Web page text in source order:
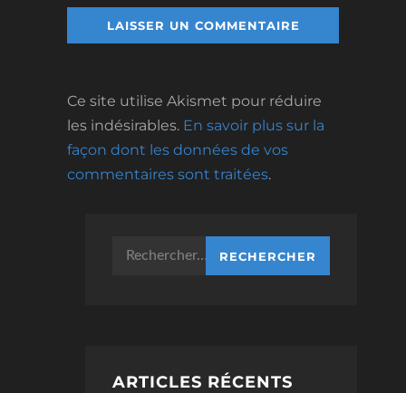
Ce site utilise Akismet pour réduire
les indésirables. En savoir plus sur la
façon dont les données de vos
commentaires sont traitées.
Rechercher :
ARTICLES RÉCENTS